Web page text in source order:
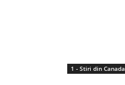
1 - Stiri din Canada